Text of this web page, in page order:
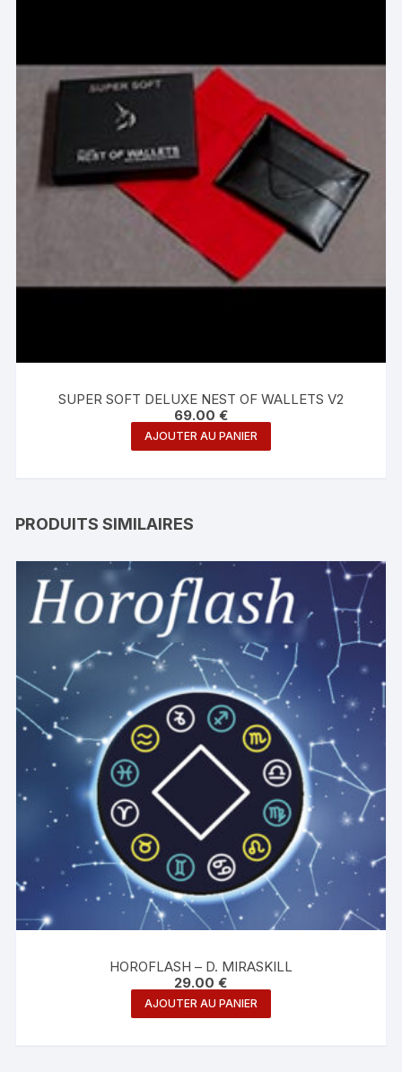
SUPER SOFT DELUXE NEST OF WALLETS V2
69.00 €
AJOUTER AU PANIER
PRODUITS SIMILAIRES
HOROFLASH – D. MIRASKILL
29.00€
AJOUTER AU PANIER